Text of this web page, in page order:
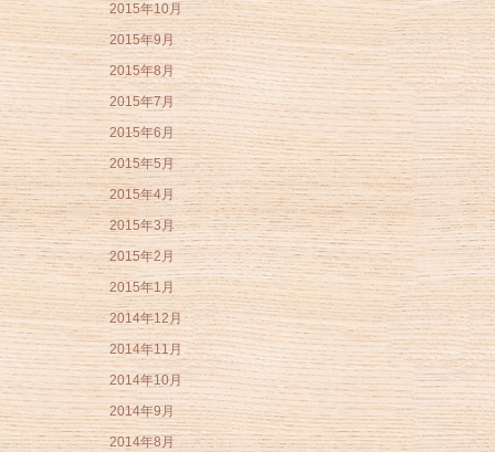
2015年10月
2015年9月
2015年8月
2015年7月
2015年6月
2015年5月
2015年4月
2015年3月
2015年2月
2015年1月
2014年12月
2014年11月
2014年10月
2014年9月
2014年8月